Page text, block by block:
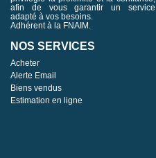
afin de vous garantir un service
adapté à vos besoins.
Adhérent à la FNAIM.
NOS SERVICES
Acheter
Alerte Email
Biens vendus
Estimation en ligne